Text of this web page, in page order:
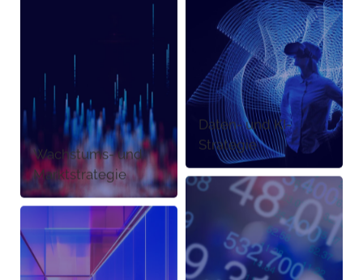
Wachstums- und
Marktstrategie
Daten- und KI-
Strategie